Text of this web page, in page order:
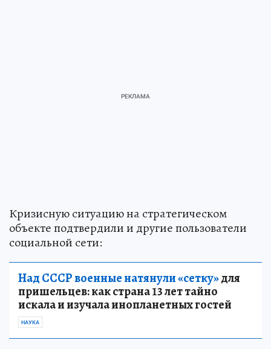
Кризисную ситуацию на стратегическом
объекте подтвердили и другие пользователи
социальной сети:
Над СССР военные натянули «сетку»для
пришельцев: как страна 13 лет тайно
искала и изучала инопланетных гостей
НАУКА